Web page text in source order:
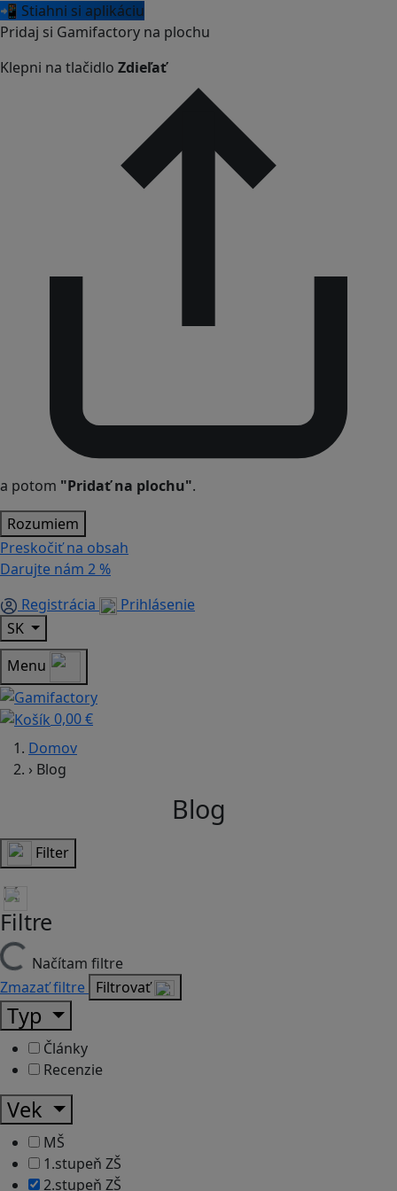
📲 Stiahni si aplikáciu
Pridaj si Gamifactory na plochu
Klepni na tlačidlo Zdieľať
a potom "Pridať na plochu".
Rozumiem
Preskočiť na obsah
Darujte nám 2 %
Registrácia
Prihlásenie
SK
Menu
0,00 €
Domov
› Blog
Blog
Filter
Filtre
Načítam filtre
Zmazať filtre Filtrovať
Typ
Články
Recenzie
Vek
MŠ
1.stupeň ZŠ
2.stupeň ZŠ